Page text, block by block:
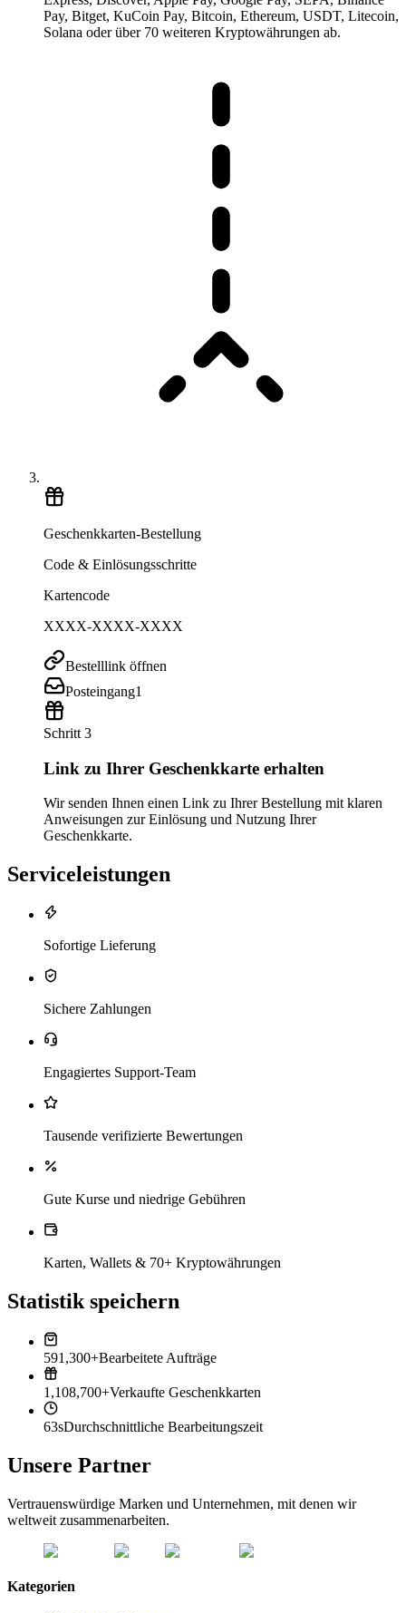
Pay, Bitget, KuCoin Pay, Bitcoin, Ethereum, USDT, Litecoin,
Solana oder über 70 weiteren Kryptowährungen ab.
Geschenkkarten-Bestellung
Code & Einlösungsschritte
Kartencode
XXXX-XXXX-XXXX
Bestelllink öffnen
Posteingang1
Schritt 3
Link zu Ihrer Geschenkkarte erhalten
Wir senden Ihnen einen Link zu Ihrer Bestellung mit klaren
Anweisungen zur Einlösung und Nutzung Ihrer
Geschenkkarte.
Serviceleistungen
Sofortige Lieferung
Sichere Zahlungen
Engagiertes Support-Team
Tausende verifizierte Bewertungen
Gute Kurse und niedrige Gebühren
Karten, Wallets & 70+ Kryptowährungen
Statistik speichern
591,300+Bearbeitete Aufträge
1,108,700+Verkaufte Geschenkkarten
63sDurchschnittliche Bearbeitungszeit
Unsere Partner
Vertrauenswürdige Marken und Unternehmen, mit denen wir
weltweit zusammenarbeiten.
Kategorien